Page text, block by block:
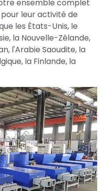
ensemble complet
leur activité de
les États-Unis, le
la Nouvelle-Zélande,
l'Arabie Saoudite, la
la Finlande, la